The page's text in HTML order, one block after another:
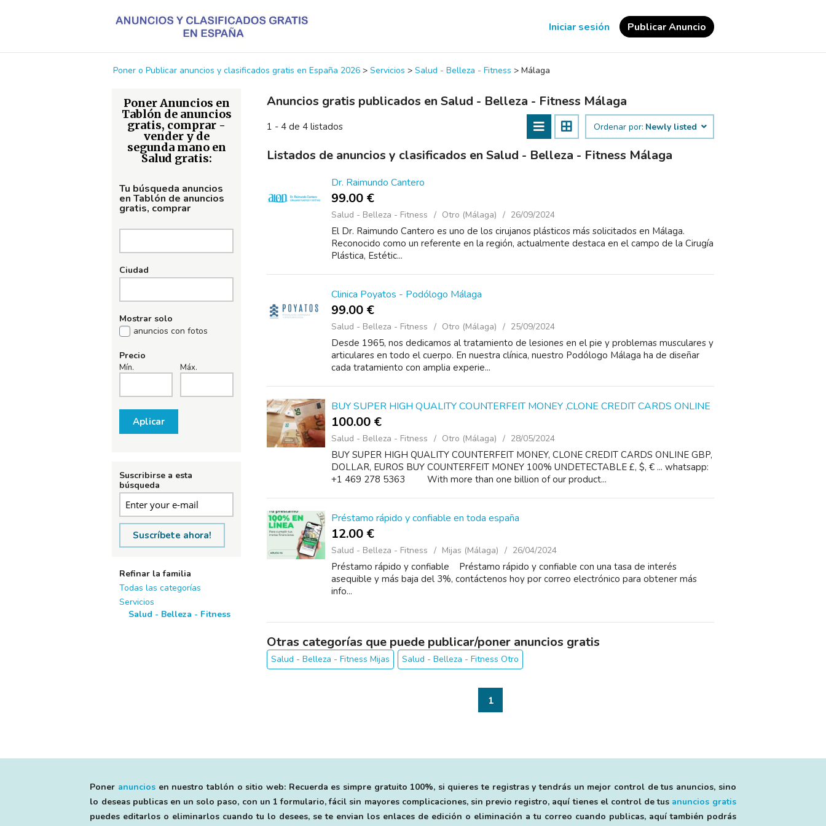
Iniciar sesión Publicar Anuncio
Poner o Publicar anuncios y clasificados gratis en España 2026 > Servicios > Salud - Belleza - Fitness > Málaga
Poner Anuncios en
Tablón de anuncios
gratis, comprar -
vender y de
segunda mano en
Salud gratis:
Tu búsqueda anuncios
en Tablón de anuncios
gratis, comprar
Ciudad
Mostrar solo
anuncios con fotos
Precio
Mín. Máx.
Aplicar
Suscribirse a esta
búsqueda
Suscríbete ahora!
Refinar la familia
Todas las categorías
Servicios
Salud - Belleza - Fitness
Anuncios gratis publicados en Salud - Belleza - Fitness Málaga
1 - 4 de 4 listados Ordenar por: Newly listed
Listados de anuncios y clasificados en Salud - Belleza - Fitness Málaga
Dr. Raimundo Cantero
99.00 €
Salud - Belleza - Fitness Otro (Málaga) 26/09/2024
El Dr. Raimundo Cantero es uno de los cirujanos plásticos más solicitados en Málaga.
Reconocido como un referente en la región, actualmente destaca en el campo de la Cirugía
Plástica, Estétic...
Clinica Poyatos - Podólogo Málaga
99.00 €
Salud - Belleza - Fitness Otro (Málaga) 25/09/2024
Desde 1965, nos dedicamos al tratamiento de lesiones en el pie y problemas musculares y
articulares en todo el cuerpo. En nuestra clínica, nuestro Podólogo Málaga ha de diseñar
cada tratamiento con amplia experie...
BUY SUPER HIGH QUALITY COUNTERFEIT MONEY ,CLONE CREDIT CARDS ONLINE
100.00 €
Salud - Belleza - Fitness Otro (Málaga) 28/05/2024
BUY SUPER HIGH QUALITY COUNTERFEIT MONEY, CLONE CREDIT CARDS ONLINE GBP,
DOLLAR, EUROS BUY COUNTERFEIT MONEY 100% UNDETECTABLE £, $, € ... whatsapp:
+1 469 278 5363 With more than one billion of our product...
Préstamo rápido y confiable en toda españa
12.00 €
Salud - Belleza - Fitness Mijas (Málaga) 26/04/2024
Préstamo rápido y confiable Préstamo rápido y confiable con una tasa de interés
asequible y más baja del 3%, contáctenos hoy por correo electrónico para obtener más
info...
Otras categorías que puede publicar/poner anuncios gratis
Salud - Belleza - Fitness Mijas Salud - Belleza - Fitness Otro
1
Poner anuncios en nuestro tablón o sitio web: Recuerda es simpre gratuito 100%, si quieres te registras y tendrás un mejor control de tus anuncios, sino
lo deseas publicas en un solo paso, con un 1 formulario, fácil sin mayores complicaciones, sin previo registro, aquí tienes el control de tus anuncios gratis
puedes editarlos o eliminarlos cuando tu lo desees, se te envian los enlaces de edición o eliminación a tu correo cuando publicas, aquí también podrás